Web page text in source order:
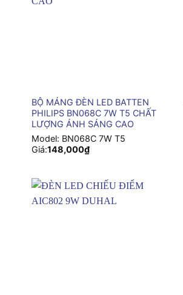
BỘ MÁNG ĐÈN LED BATTEN
PHILIPS BN068C 7W T5 CHẤT
LƯỢNG ÁNH SÁNG CAO
Model: BN068C 7W T5
Giá:148,000₫